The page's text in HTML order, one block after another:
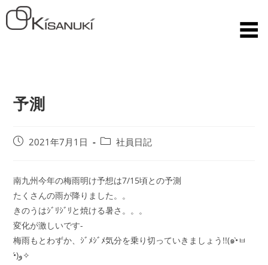
予測
2021年7月1日 社員日記
南九州今年の梅雨明け予想は7/15頃との予測
たくさんの雨が降りました。。
きのうはｼﾞﾘｼﾞﾘと焼ける暑さ。。。
変化が激しいです-
梅雨もとわずか、ｼﾞﾒｼﾞﾒ気分を乗り切っていきましょう!!(๑•̀ㅂ
•́)و✧